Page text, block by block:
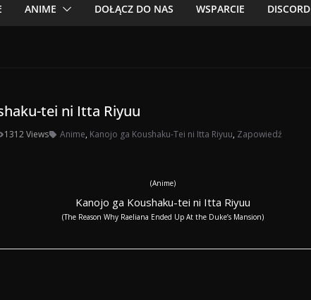
ANIME DOŁĄCZ DO NAS WSPARCIE DISCORD
tei ni Itta Riyuu
1312 Views Anime, Kanojo ga Koushaku-Tei ni Itta Riyuu, Zapowiedź
(Anime)
Kanojo ga Koushaku-tei ni Itta Riyuu
(The Reason Why Raeliana Ended Up At the Duke’s Mansion)